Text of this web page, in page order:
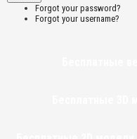
Forgot your password?
Forgot your username?